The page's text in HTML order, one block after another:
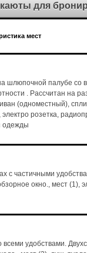
для
мест
шлюпочной палубе со
. Рассчитан на
(одноместный),
розетка,
одежды
с частичными
окно., мест (1),
удобствами.